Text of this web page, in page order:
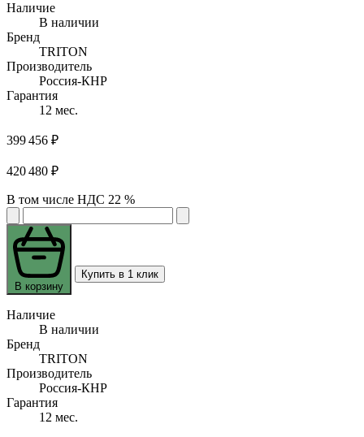
Наличие
В наличии
Бренд
TRITON
Производитель
Россия-КНР
Гарантия
12 мес.
399 456 ₽
420 480 ₽
В том числе НДС 22 %
В корзину
Купить в 1 клик
Наличие
В наличии
Бренд
TRITON
Производитель
Россия-КНР
Гарантия
12 мес.